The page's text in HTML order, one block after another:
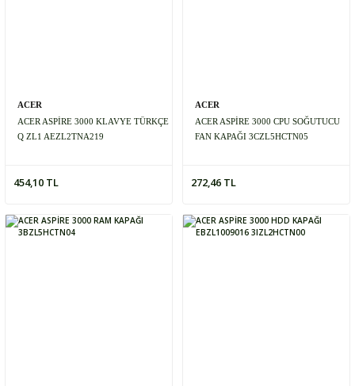
ACER
ACER ASPİRE 3000 KLAVYE TÜRKÇE
Q ZL1 AEZL2TNA219
454,10 TL
ACER
ACER ASPİRE 3000 CPU SOĞUTUCU
FAN KAPAĞI 3CZL5HCTN05
272,46 TL